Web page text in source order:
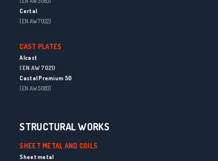
Certal
(EN AW 7022)
CAST PLATES
Alcast
(EN AW 7021)
Castal Premium 50
(EN AW 5083)
STRUCTURAL WORKS
SHEET METAL AND COILS
Sheet metal